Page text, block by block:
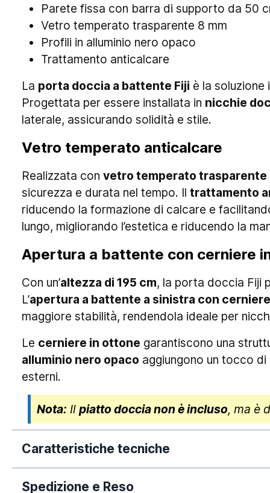
Parete fissa con barra di supporto da 50
Vetro temperato trasparente 8 mm
Profili in alluminio nero opaco
Trattamento anticalcare
La porta doccia a battente Fiji è la
Progettata per essere installata in nicchie
laterale, assicurando solidità e stile.
Vetro temperato anticalcare
Realizzata con vetro temperato trasparente
sicurezza e durata nel tempo. Il trattamento
riducendo la formazione di calcare e
lungo, migliorando l’estetica e riducendo la
Apertura a battente con cerniere
Con un’altezza di 195 cm, la porta doccia Fiji
L’apertura a battente a sinistra con
maggiore stabilità, rendendola ideale per
Le cerniere in ottone garantiscono una
alluminio nero opaco aggiungono un tocco
esterni.
Nota: Il piatto doccia non è incluso, ma è
Caratteristiche tecniche
Dimensione:
Spedizione e Reso